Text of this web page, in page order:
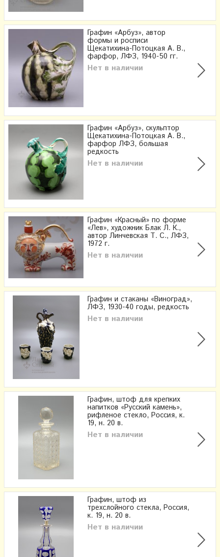
Графин «Арбуз», автор
формы и росписи
Щекатихина-Потоцкая А. В.,
фарфор, ЛФЗ, 1940-50 гг.
Нет в наличии
Графин «Арбуз», скульптор
Щекатихина-Потоцкая А. В.,
фарфор ЛФЗ, большая
редкость
Нет в наличии
Графин «Красный» по форме
«Лев», художник Блак Л. К., ​
автор Линчевская Т. С., ЛФЗ,
1972 г.
Нет в наличии
Графин и стаканы «Виноград»,
ЛФЗ, 1930-40 годы, редкость
Нет в наличии
Графин, штоф для крепких
напитков «Русский камень»,
рифленое стекло, Россия, к.
19, н. 20 в.
Нет в наличии
Графин, штоф из
трехслойного стекла, Россия,
к. 19, н. 20 в.
Нет в наличии